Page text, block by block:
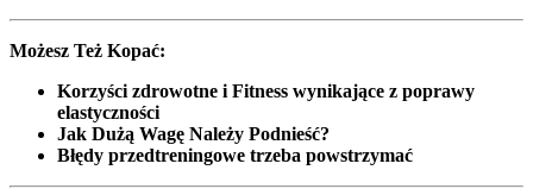
Możesz Też Kopać:
Korzyści zdrowotne i Fitness wynikające z poprawy
elastyczności
Jak Dużą Wagę Należy Podnieść?
Błędy przedtreningowe trzeba powstrzymać